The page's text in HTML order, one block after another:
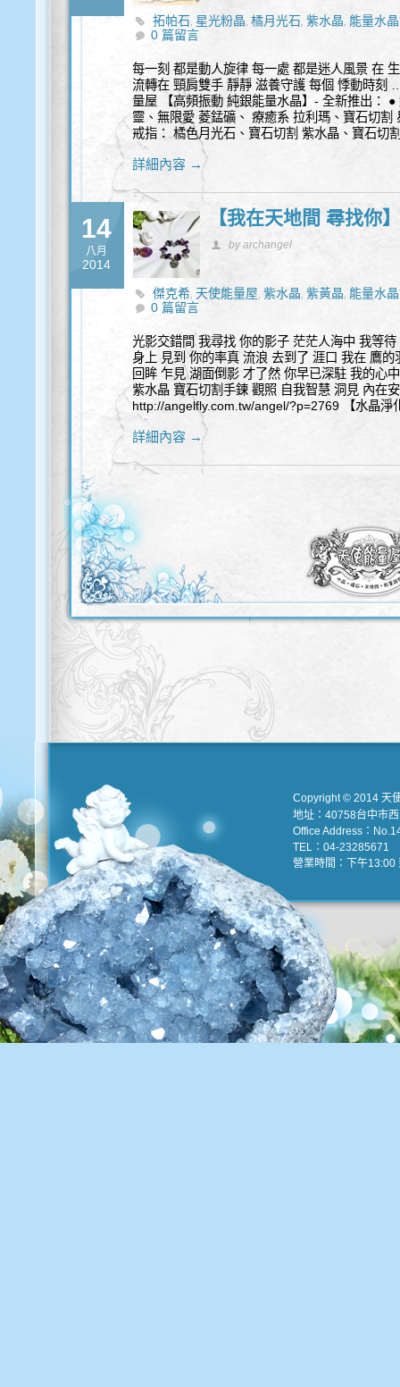
拓帕石, 星光粉晶,橘月光石,紫水晶, 能量水
0 篇留言
每一刻 都是動人旋律 每一處 都是迷人風景 在
流轉在 頸肩雙手 靜靜 滋養守護 每個
量屋 【高頻振動 純銀能量水晶】- 全新推出：
靈、無限愛 菱錳礦、 療癒系 拉利瑪、寶石切
戒指： 橘色月光石、寶石切割 紫水晶、寶石切
詳細內容 →
14
八月
2014
【我在天地間 尋找你
by archangel
傑克希, 天使能量屋,紫水晶,紫黃晶, 能量水
0 篇留言
光影交錯間 我尋找 你的影子 茫茫人海中 我等
身上 見到 你的率真 流浪 去到了 涯口 我在 鷹
回眸 乍見 湖面倒影 才了然 你早已深駐 我
紫水晶 寶石切割手鍊 觀照 自我智慧 洞見 內在
http://angelfly.com.tw/angel/?p=2769 【水晶淨
詳細內容 →
Copyright © 2014 天
地址：40758台中市
Office Address：
TEL：04-23285671
營業時間：下午13:00